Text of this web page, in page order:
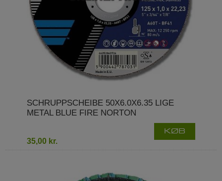
SCHRUPPSCHEIBE 50X6.0X6.35 LIGE
METAL BLUE FIRE NORTON
35,00 kr.
KØB